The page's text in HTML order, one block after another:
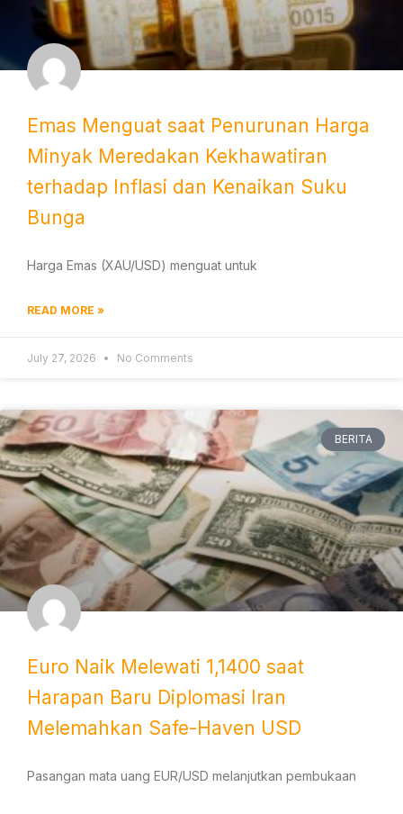
Emas Menguat saat Penurunan Harga
Minyak Meredakan Kekhawatiran
terhadap Inflasi dan Kenaikan Suku
Bunga
Harga Emas (XAU/USD) menguat untuk
READ MORE »
July 27, 2026 No Comments
BERITA
Euro Naik Melewati 1,1400 saat
Harapan Baru Diplomasi Iran
Melemahkan Safe-Haven USD
Pasangan mata uang EUR/USD melanjutkan pembukaan